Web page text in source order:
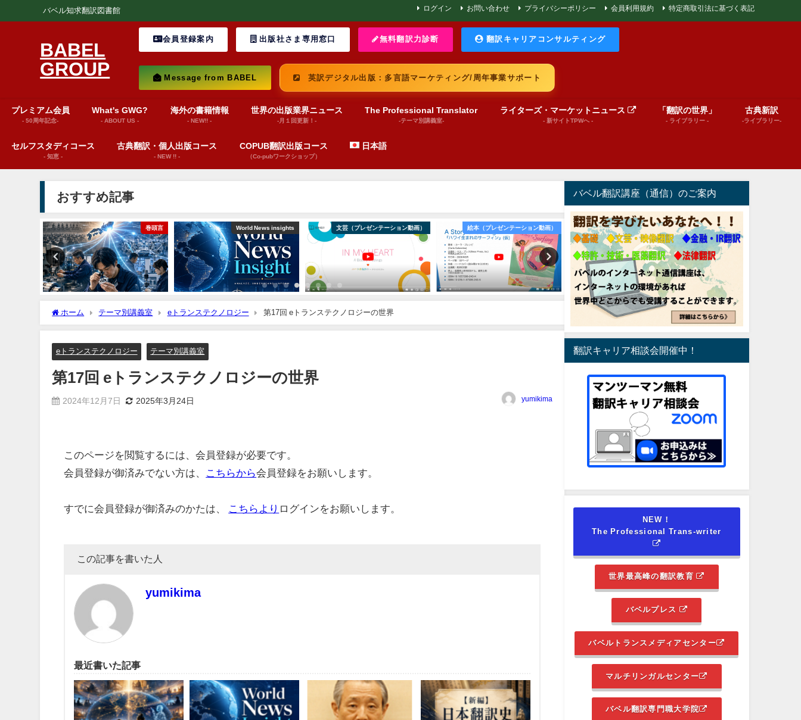
バベル知求翻訳図書館 ログイン お問い合わせ プライバシーポリシー 会員利用規約 特定商取引法に基づく表記
BABEL
GROUP
会員登録案内 出版社さま専用窓口 無料翻訳力診断 翻訳キャリアコンサルティング
Message from BABEL 英訳デジタル出版：多言語マーケティング/周年事業サポート
プレミアム会員
- 50周年記念-
What's GWG?
- ABOUT US -
海外の書籍情報
- NEW!! -
世界の出版業界ニュース
-月１回更新！-
The Professional Translator
-テーマ別講義室-
ライターズ・マーケットニュース
- 新サイトTPWへ -
「翻訳の世界」
- ライブラリー -
古典新訳
-ライブラリー-
セルフスタディコース
- 知恵 -
古典翻訳・個人出版コース
- NEW !! -
COPUB翻訳出版コース
（Co-pubワークショップ）
日本語
おすすめ記事
World News insights 文芸（プレゼンテーション動画） 絵本（プレゼンテーション動画） 文芸（プレゼンテーション動画） Message from BABEL 文芸（プレゼンテーショ
ホーム テーマ別講義室 eトランステクノロジー 第17回 eトランステクノロジーの世界
eトランステクノロジー テーマ別講義室
第17回 eトランステクノロジーの世界
2024年12月7日 2025年3月24日 yumikima
このページを閲覧するには、会員登録が必要です。
会員登録が御済みでない方は、
こちらから会員登録をお願いします。
すでに会員登録が御済みのかたは、 こちらより ログインをお願いします。
この記事を書いた人
yumikima
最近書いた記事
バベル翻訳講座（通信）のご案内
翻訳キャリア相談会開催中！
NEW！
The Professional Trans-writer
世界最高峰の翻訳教育
バベルプレス
バベルトランスメディアセンター
マルチリンガルセンター
バベル翻訳専門職大学院